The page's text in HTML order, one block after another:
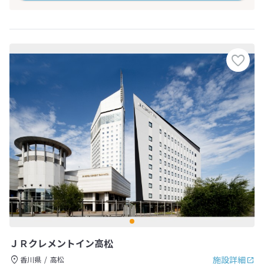
ＪＲクレメントイン高松
施設詳細
香川県
高松